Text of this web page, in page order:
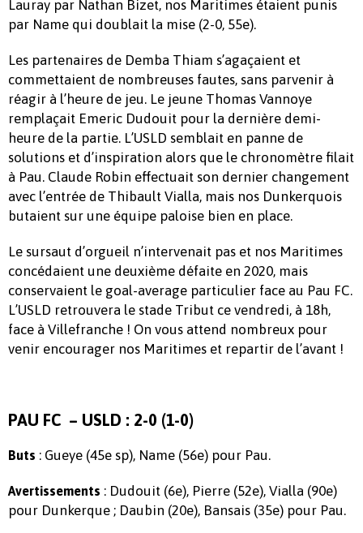
Lauray par Nathan Bizet, nos Maritimes étaient punis
par Name qui doublait la mise (2-0, 55e).
Les partenaires de Demba Thiam s’agaçaient et
commettaient de nombreuses fautes, sans parvenir à
réagir à l’heure de jeu. Le jeune Thomas Vannoye
remplaçait Emeric Dudouit pour la dernière demi-
heure de la partie. L’USLD semblait en panne de
solutions et d’inspiration alors que le chronomètre filait
à Pau. Claude Robin effectuait son dernier changement
avec l’entrée de Thibault Vialla, mais nos Dunkerquois
butaient sur une équipe paloise bien en place.
Le sursaut d’orgueil n’intervenait pas et nos Maritimes
concédaient une deuxième défaite en 2020, mais
conservaient le goal-average particulier face au Pau FC.
L’USLD retrouvera le stade Tribut ce vendredi, à 18h,
face à Villefranche ! On vous attend nombreux pour
venir encourager nos Maritimes et repartir de l’avant !
PAU FC – USLD : 2-0 (1-0)
Buts : Gueye (45e sp), Name (56e) pour Pau.
Avertissements : Dudouit (6e), Pierre (52e), Vialla (90e)
pour Dunkerque ; Daubin (20e), Bansais (35e) pour Pau.